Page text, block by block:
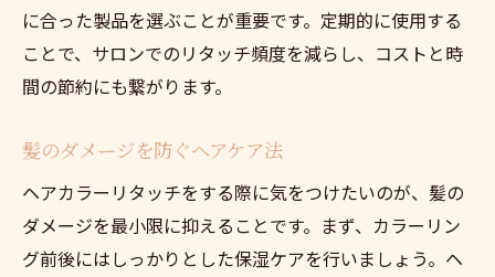
に合った製品を選ぶことが重要です。定期的に使用する
ことで、サロンでのリタッチ頻度を減らし、コストと時
間の節約にも繋がります。
髪のダメージを防ぐヘアケア法
ヘアカラーリタッチをする際に気をつけたいのが、髪の
ダメージを最小限に抑えることです。まず、カラーリン
グ前後にはしっかりとした保湿ケアを行いましょう。ヘ